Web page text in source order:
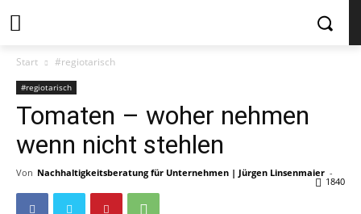
Start #regiotarisch
#regiotarisch
Tomaten – woher nehmen
wenn nicht stehlen
Von Nachhaltigkeitsberatung für Unternehmen | Jürgen Linsenmaier -
1840